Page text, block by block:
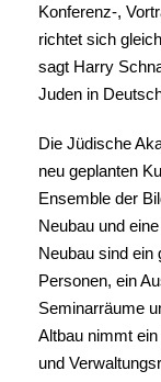
Konferenz-,
richtet sich
sagt Harry
Juden in
Die Jüdische
neu geplanten
Ensemble der
Neubau und
Neubau sind ein
Personen, ein
Seminarräume
Altbau nimmt
und